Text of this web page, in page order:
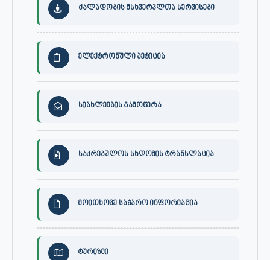
ძალადობის მსხვერპლთა სერვისები
ელექტრონული პეტიცია
სიახლეების გამოწერა
საკრებულოს სხდომის ტრანსლაცია
მოითხოვე საჯარო ინფორმაცია
ტურიზმი